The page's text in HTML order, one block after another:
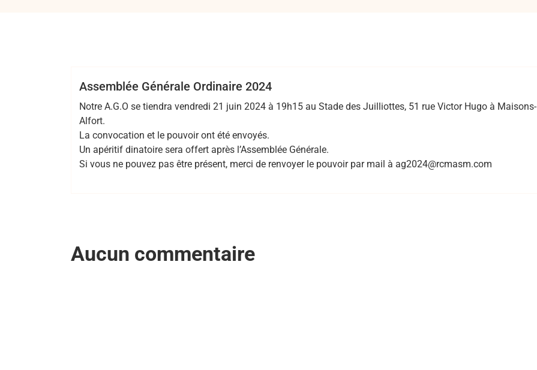
Club
Assemblée Générale Ordinaire 2024
Notre A.G.O se tiendra vendredi 21 juin 2024 à 19h15 au Stade des Juilliottes, 51 rue Victor Hugo à Maisons-
Alfort.
La convocation et le pouvoir ont été envoyés.
Un apéritif dinatoire sera offert après l’Assemblée Générale.
Si vous ne pouvez pas être présent, merci de renvoyer le pouvoir par mail à ag2024@rcmasm.com
Aucun commentaire